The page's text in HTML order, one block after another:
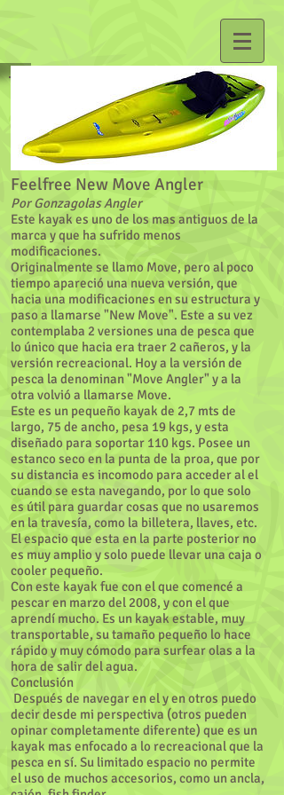
Feelfree New Move Angler
Por Gonzagolas Angler
Este kayak es uno de los mas antiguos de la
marca y que ha sufrido menos
modificaciones.
Originalmente se llamo Move, pero al poco
tiempo apareció una nueva versión, que
hacia una modificaciones en su estructura y
paso a llamarse "New Move". Este a su vez
contemplaba 2 versiones una de pesca que
lo único que hacia era traer 2 cañeros, y la
versión recreacional. Hoy a la versión de
pesca la denominan "Move Angler" y a la
otra volvió a llamarse Move.
Este es un pequeño kayak de 2,7 mts de
largo, 75 de ancho, pesa 19 kgs, y esta
diseñado para soportar 110 kgs. Posee un
estanco seco en la punta de la proa, que por
su distancia es incomodo para acceder al el
cuando se esta navegando, por lo que solo
es útil para guardar cosas que no usaremos
en la travesía, como la billetera, llaves, etc.
El espacio que esta en la parte posterior no
es muy amplio y solo puede llevar una caja o
cooler pequeño.
Con este kayak fue con el que comencé a
pescar en marzo del 2008, y con el que
aprendí mucho. Es un kayak estable, muy
transportable, su tamaño pequeño lo hace
rápido y muy cómodo para surfear olas a la
hora de salir del agua.
Conclusión
Después de navegar en el y en otros puedo
decir desde mi perspectiva (otros pueden
opinar completamente diferente) que es un
kayak mas enfocado a lo recreacional que la
pesca en sí. Su limitado espacio no permite
el uso de muchos accesorios, como un ancla,